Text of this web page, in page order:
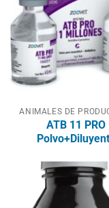
ANIMALES DE
ATB 11 PRO